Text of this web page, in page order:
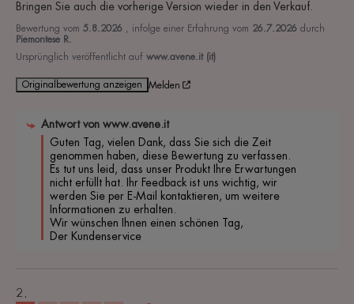
Bringen Sie auch die vorherige Version wieder in den Verkauf.
Bewertung vom 5.8.2026 , infolge einer Erfahrung vom 26.7.2026 durch
Piemontese R.
Ursprünglich veröffentlicht auf www.avene.it (it)
Originalbewertung anzeigen Melden
Antwort von www.avene.it
Guten Tag, vielen Dank, dass Sie sich die Zeit
genommen haben, diese Bewertung zu verfassen.
Es tut uns leid, dass unser Produkt Ihre Erwartungen
nicht erfüllt hat. Ihr Feedback ist uns wichtig, wir
werden Sie per E-Mail kontaktieren, um weitere
Informationen zu erhalten.
Wir wünschen Ihnen einen schönen Tag,
Der Kundenservice